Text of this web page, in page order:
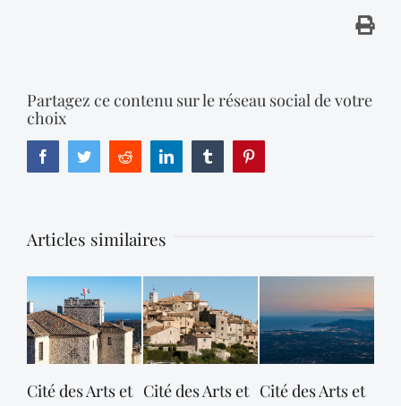
Partagez ce contenu sur le réseau social de votre
choix
FacebookTwitterReddit LinkedIn Tumblr
Articles similaires
Cité des Arts et Cité des Arts et Cité des Arts et